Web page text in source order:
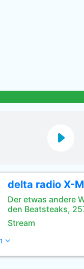
delta radio X-
Der etwas andere
den Beatsteaks,
Stream